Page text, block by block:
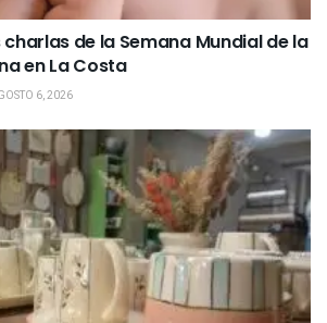
de la Semana Mundial de la
en La Costa
6, 2026